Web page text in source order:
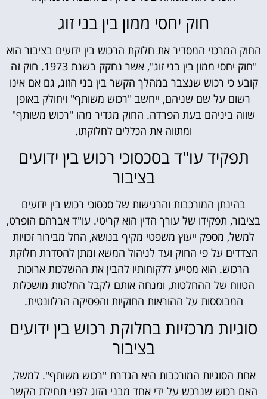
חוק יחסי ממון בין בני זוג
החוק המרכזי המסדיר את חלוקת הרכוש בין ידועים בציבור הוא
"חוק יחסי ממון בין בני זוג", אשר נחקק בשנת 1973. חוק זה
קובע כי רכוש שנצבר במהלך הקשר בין בני הזוג, גם אם אינו
רשום על שם שניהם, ייחשב "רכוש משותף" ויחולק באופן
שווה ביניהם בעת הפרדה. החוק מגדיר מהו "רכוש משותף"
ומתווה את הכללים לחלוקתו.
תפקיד עו"ד בסכסוכי רכוש בין ידועים
בציבור
בהינתן המורכבות והרגישות של סכסוכי רכוש בין ידועים
בציבור, תפקידו של עורך הדין הוא קריטי. עו"ד אברהם הופרט,
למשל, מספק ייעוץ משפטי מקיף בנושא, החל מבירור זכויות
הצדדים על פי החוק ועד לניהול המשא ומתן להסדרת חלוקת
הרכוש. הוא מסייע ללקוחותיו להבין את ההשלכות ארוכות
הטווח של ההחלטות, ומנחה אותם לקבל החלטות מושכלות
המבוססות על ההוראות החוקיות והפסיקה הרלוונטית.
סוגיות מרכזיות בחלוקת רכוש בין ידועים
בציבור
אחת הסוגיות המורכבות היא הגדרת "רכוש משותף". למשל,
האם רכוש שנרכש על ידי אחד מבני הזוג לפני תחילת הקשר